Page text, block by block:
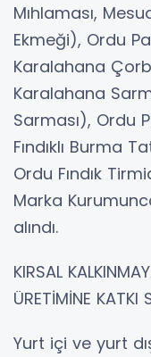
Mıhlaması,
Ekmeği), Ordu
Karalahana
Karalahana
Sarması), Ordu
Fındıklı Burma
Ordu Fındık
Marka
alındı.
KIRSAL
ÜRETİMİNE KATKI
Yurt içi ve yurt